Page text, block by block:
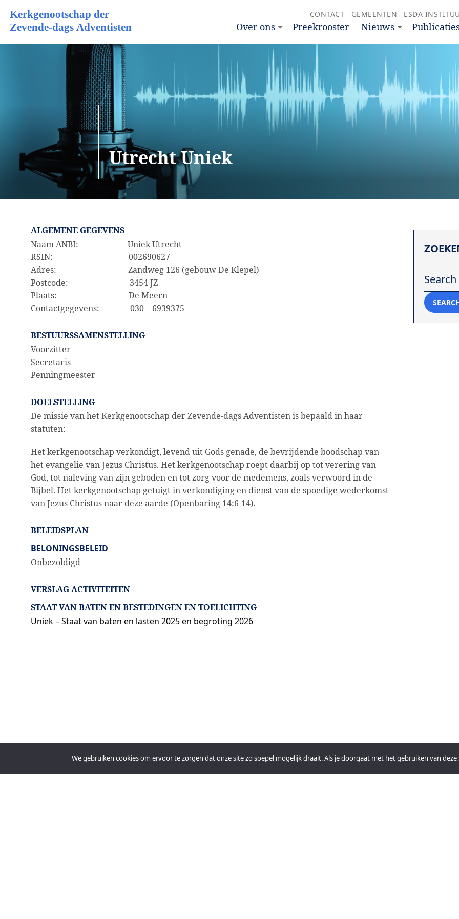
CONTACT GEMEENTEN ESDA
Over ons Preekrooster Nieuws
Utrecht Uniek
ALGEMENE GEGEVENS
Naam ANBI: Uniek Utrecht
RSIN: 002690627
Adres: Zandweg 126 (gebouw De Klepel)
Postcode: 3454 JZ
Plaats: De Meern
Contactgegevens: 030 – 6939375
BESTUURSSAMENSTELLING
Voorzitter
Secretaris
Penningmeester
DOELSTELLING
De missie van het Kerkgenootschap der Zevende-dags Adventisten is bepaald in haar
statuten:
Het kerkgenootschap verkondigt, levend uit Gods genade, de bevrijdende boodschap van
het evangelie van Jezus Christus. Het kerkgenootschap roept daarbij op tot verering van
God, tot naleving van zijn geboden en tot zorg voor de medemens, zoals verwoord in de
Bijbel. Het kerkgenootschap getuigt in verkondiging en dienst van de spoedige wederkomst
van Jezus Christus naar deze aarde (Openbaring 14:6-14).
BELEIDSPLAN
BELONINGSBELEID
Onbezoldigd
VERSLAG ACTIVITEITEN
STAAT VAN BATEN EN BESTEDINGEN EN TOELICHTING
Uniek – Staat van baten en lasten 2025 en begroting 2026
We gebruiken cookies om ervoor te zorgen dat onze site zo soepel mogelijk draait. Als je doorgaat met het gebruiken van